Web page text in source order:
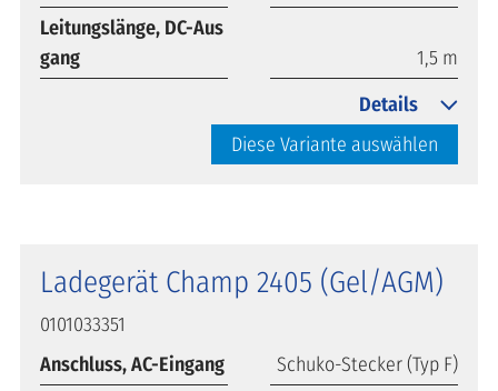
Leitungslänge, DC-Aus
gang
1,5 m
Diese Variante auswählen
Details
Ladegerät Champ 2405 (Gel/AGM)
0101033351
Anschluss, AC-Eingang
Schuko-Stecker (Typ F)